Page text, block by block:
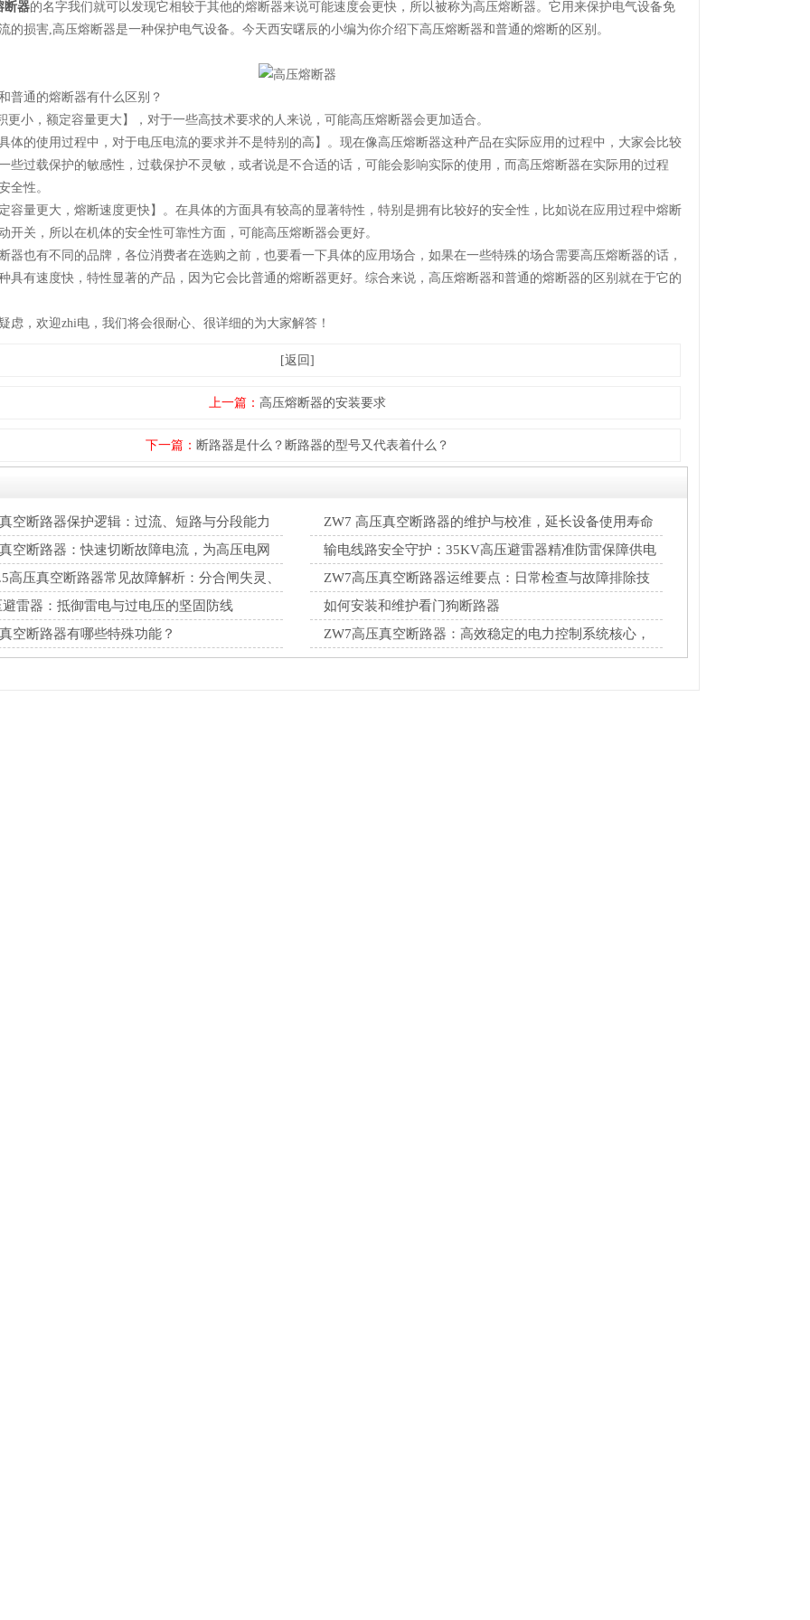
断器的名字我们就可以发现它相较于其他的熔断器来说可能速度会更快，所以被称为高压熔断器。它用来保护电气设备免
的损害,高压熔断器是一种保护电气设备。今天西安曙辰的小编为你介绍下高压熔断器和普通的熔断的区别。
通的熔断器有什么区别？
，额定容量更大】，对于一些高技术要求的人来说，可能高压熔断器会更加适合。
使用过程中，对于电压电流的要求并不是特别的高】。现在像高压熔断器这种产品在实际应用的过程中，大家会比较
些过载保护的敏感性，过载保护不灵敏，或者说是不合适的话，可能会影响实际的使用，而高压熔断器在实际用的过程
全性。
更大，熔断速度更快】。在具体的方面具有较高的显著特性，特别是拥有比较好的安全性，比如说在应用过程中熔断
开关，所以在机体的安全性可靠性方面，可能高压熔断器会更好。
有不同的品牌，各位消费者在选购之前，也要看一下具体的应用场合，如果在一些特殊的场合需要高压熔断器的话，
具有速度快，特性显著的产品，因为它会比普通的熔断器更好。综合来说，高压熔断器和普通的熔断器的区别就在于它的
欢迎zhi电，我们将会很耐心、很详细的为大家解答！
[返回]
上一篇： 高压熔断器的安装要求
下一篇： 断路器是什么？断路器的型号又代表着什么？
空断路器保护逻辑：过流、短路与分段能力
ZW7 高压真空断路器的维护与校准，延长设备使用寿命
空断路器：快速切断故障电流，为高压电网
防线
输电线路安全守护：35KV高压避雷器精准防雷保障供电
不中断
高压真空断路器常见故障解析：分合闸失灵、
查修复方案
ZW7高压真空断路器运维要点：日常检查与故障排除技
雷器：抵御雷电与过电压的坚固防线
如何安装和维护看门狗断路器
空断路器有哪些特殊功能？
ZW7高压真空断路器：高效稳定的电力控制系统核心，
保障电网安全